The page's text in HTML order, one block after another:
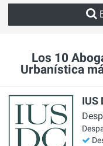
Los 10
Urbanística
IUS